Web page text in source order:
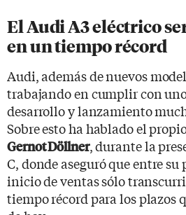
El Audi A3 eléctrico
en un tiempo récord
Audi, además de nuevos
trabajando en cumplir con
desarrollo y lanzamiento
Sobre esto ha hablado el
Gernot Döllner, durante la
C, donde aseguró que entre su
inicio de ventas sólo
tiempo récord para los plazos